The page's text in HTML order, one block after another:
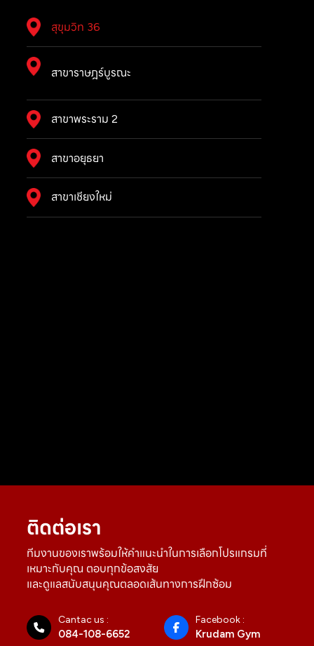
สุขุมวิท 36
สาขาราษฎร์บูรณะ
สาขาพระราม 2
สาขาอยุธยา
สาขาเชียงใหม่
ติดต่อเรา
ทีมงานของเราพร้อมให้คำแนะนำในการเลือกโปรแกรมที่
เหมาะกับคุณ ตอบทุกข้อสงสัย
และดูแลสนับสนุนคุณตลอดเส้นทางการฝึกซ้อม
Cantac us :
084-108-6652
Facebook :
Krudam Gym